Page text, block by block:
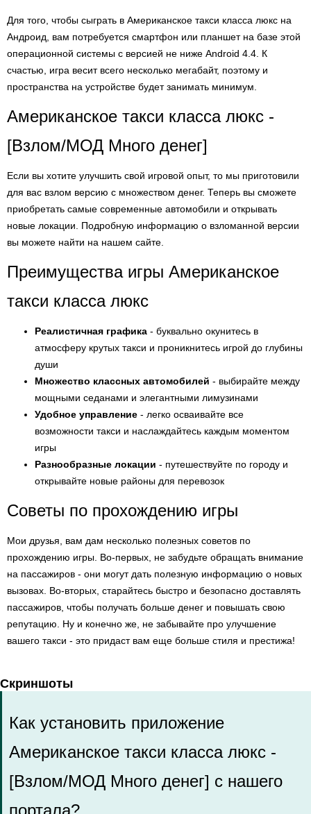
Для того, чтобы сыграть в Американское такси класса люкс на
Андроид, вам потребуется смартфон или планшет на базе этой
операционной системы с версией не ниже Android 4.4. К
счастью, игра весит всего несколько мегабайт, поэтому и
пространства на устройстве будет занимать минимум.
Американское такси класса люкс -
[Взлом/МОД Много денег]
Если вы хотите улучшить свой игровой опыт, то мы приготовили
для вас взлом версию с множеством денег. Теперь вы сможете
приобретать самые современные автомобили и открывать
новые локации. Подробную информацию о взломанной версии
вы можете найти на нашем сайте.
Преимущества игры Американское
такси класса люкс
Реалистичная графика - буквально окунитесь в
атмосферу крутых такси и проникнитесь игрой до глубины
души
Множество классных автомобилей - выбирайте между
мощными седанами и элегантными лимузинами
Удобное управление - легко осваивайте все
возможности такси и наслаждайтесь каждым моментом
игры
Разнообразные локации - путешествуйте по городу и
открывайте новые районы для перевозок
Советы по прохождению игры
Мои друзья, вам дам несколько полезных советов по
прохождению игры. Во-первых, не забудьте обращать внимание
на пассажиров - они могут дать полезную информацию о новых
вызовах. Во-вторых, старайтесь быстро и безопасно доставлять
пассажиров, чтобы получать больше денег и повышать свою
репутацию. Ну и конечно же, не забывайте про улучшение
вашего такси - это придаст вам еще больше стиля и престижа!
Скриншоты
Как установить приложение
Американское такси класса люкс -
[Взлом/МОД Много денег] с нашего
портала?